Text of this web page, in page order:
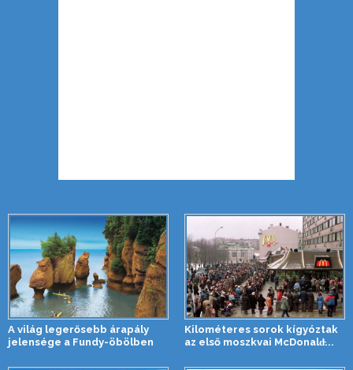
A világ legerősebb árapály
jelensége a Fundy-öbölben
Kilométeres sorok kígyóztak
az első moszkvai McDonald̵...